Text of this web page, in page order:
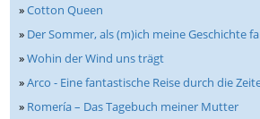
»Cotton Queen
» Der Sommer, als (m)ich meine Geschichte
»Wohin der Wind uns trägt
»Arco - Eine fantastische Reise durch die
» Romería – Das Tagebuch meiner Mutter